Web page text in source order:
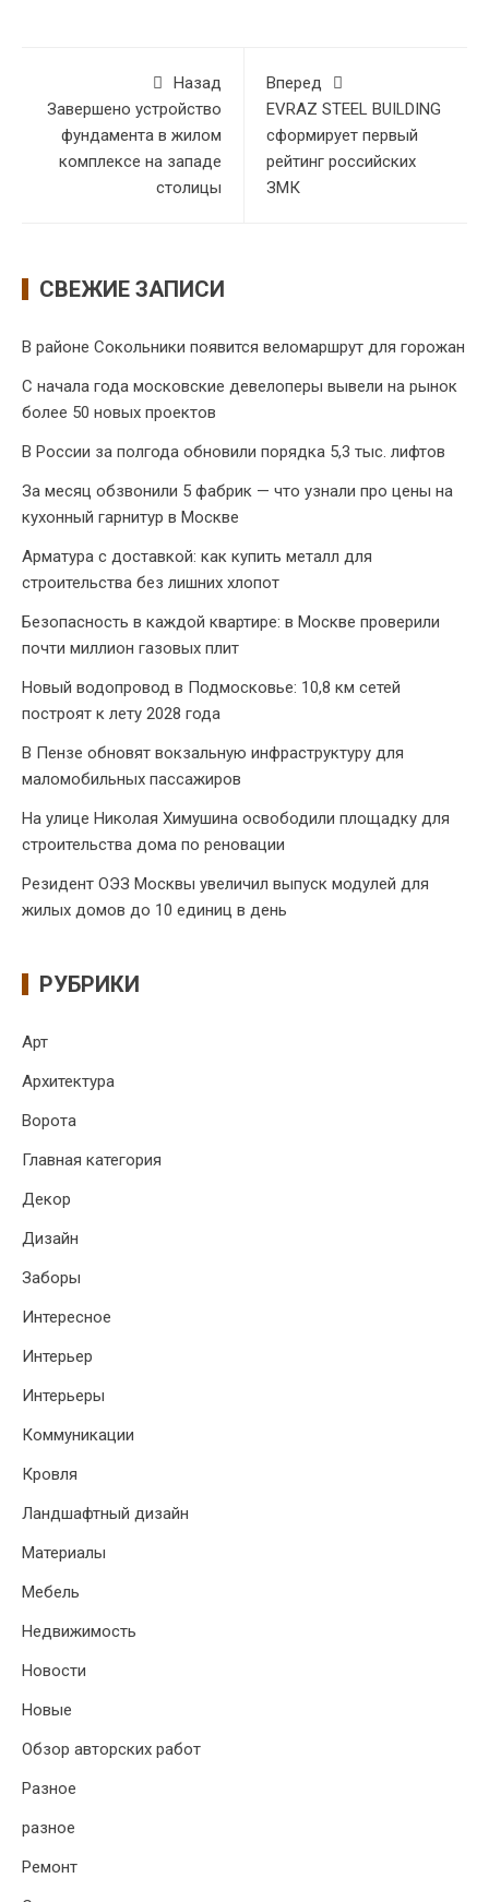
Назад
Завершено устройство
фундамента в жилом
комплексе на западе
столицы
Вперед
EVRAZ STEEL BUILDING
сформирует первый
рейтинг российских
ЗМК
СВЕЖИЕ ЗАПИСИ
В районе Сокольники появится веломаршрут для горожан
С начала года московские девелоперы вывели на рынок
более 50 новых проектов
В России за полгода обновили порядка 5,3 тыс. лифтов
За месяц обзвонили 5 фабрик — что узнали про цены на
кухонный гарнитур в Москве
Арматура с доставкой: как купить металл для
строительства без лишних хлопот
Безопасность в каждой квартире: в Москве проверили
почти миллион газовых плит
Новый водопровод в Подмосковье: 10,8 км сетей
построят к лету 2028 года
В Пензе обновят вокзальную инфраструктуру для
маломобильных пассажиров
На улице Николая Химушина освободили площадку для
строительства дома по реновации
Резидент ОЭЗ Москвы увеличил выпуск модулей для
жилых домов до 10 единиц в день
РУБРИКИ
Арт
Архитектура
Ворота
Главная категория
Декор
Дизайн
Заборы
Интересное
Интерьер
Интерьеры
Коммуникации
Кровля
Ландшафтный дизайн
Материалы
Мебель
Недвижимость
Новости
Новые
Обзор авторских работ
Разное
разное
Ремонт